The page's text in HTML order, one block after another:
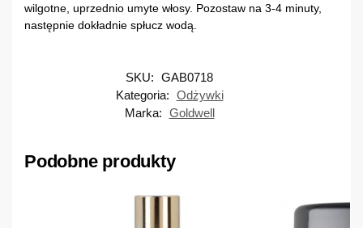
wilgotne, uprzednio umyte włosy. Pozostaw na 3-4 minuty,
następnie dokładnie spłucz wodą.
SKU: GAB0718
Kategoria: Odżywki
Marka: Goldwell
Podobne produkty